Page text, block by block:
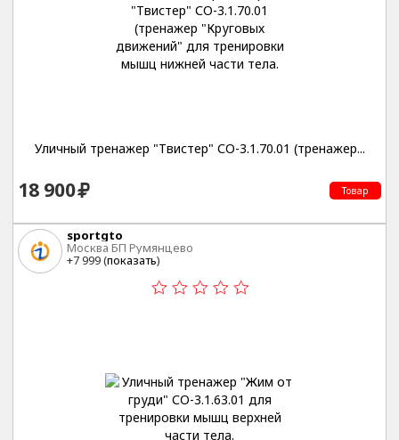
Уличный тренажер "Твистер" СО-3.1.70.01 (тренажер...
18 900 Товар
sportgto
Москва БП Румянцево
+7 999 (показать)